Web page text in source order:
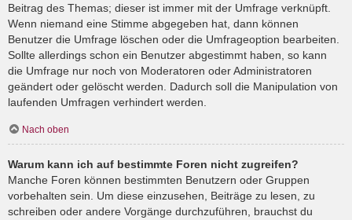
Beitrag des Themas; dieser ist immer mit der Umfrage verknüpft.
Wenn niemand eine Stimme abgegeben hat, dann können
Benutzer die Umfrage löschen oder die Umfrageoption bearbeiten.
Sollte allerdings schon ein Benutzer abgestimmt haben, so kann
die Umfrage nur noch von Moderatoren oder Administratoren
geändert oder gelöscht werden. Dadurch soll die Manipulation von
laufenden Umfragen verhindert werden.
Nach oben
Warum kann ich auf bestimmte Foren nicht zugreifen?
Manche Foren können bestimmten Benutzern oder Gruppen
vorbehalten sein. Um diese einzusehen, Beiträge zu lesen, zu
schreiben oder andere Vorgänge durchzuführen, brauchst du